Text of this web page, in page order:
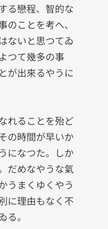
る戀程、智的な
ことを考へ、
ないと思つてゐ
つて幾多の事
が出來るやうに
れることを殆ど
の時間が早いか
になつた。しか
だめなやうな氣
うまくゆくやう
に理由もなく不
る。